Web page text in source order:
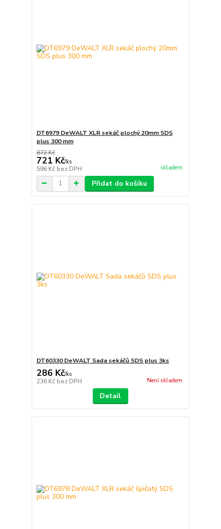
DT6979 DeWALT XLR sekáč plochý 20mm SDS
plus 300 mm
872 Kč
721 Kč/ks
596 Kč bez DPH skladem
Přidat do košíku
DT60330 DeWALT Sada sekáčů SDS plus 3ks
286 Kč/ks
236 Kč bez DPH Není skladem
Detail